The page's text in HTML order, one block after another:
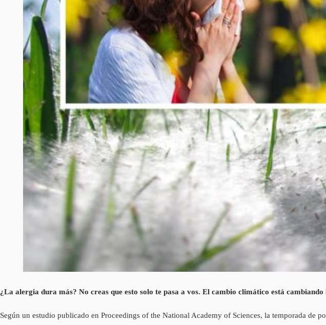
¿La alergia dura más? No creas que esto solo te pasa a vos. El cambio climático está
Según un estudio publicado en Proceedings of the National Academy of Sciences, la temporada de